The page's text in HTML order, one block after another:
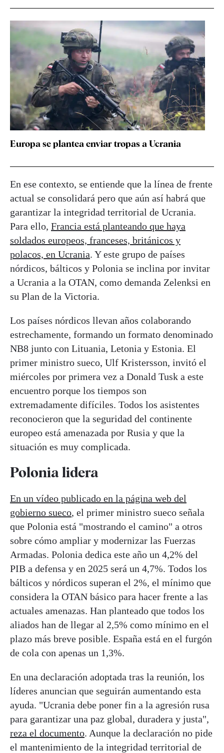
Europa se plantea enviar tropas a Ucrania
En ese contexto, se entiende que la línea de frente
actual se consolidará pero que aún así habrá que
garantizar la integridad territorial de Ucrania.
Para ello, Francia está planteando que haya
soldados europeos, franceses, británicos y
polacos, en Ucrania. Y este grupo de países
nórdicos, bálticos y Polonia se inclina por invitar
a Ucrania a la OTAN, como demanda Zelenksi en
su Plan de la Victoria.
Los países nórdicos llevan años colaborando
estrechamente, formando un formato denominado
NB8 junto con Lituania, Letonia y Estonia. El
primer ministro sueco, Ulf Kristersson, invitó el
miércoles por primera vez a Donald Tusk a este
encuentro porque los tiempos son
extremadamente difíciles. Todos los asistentes
reconocieron que la seguridad del continente
europeo está amenazada por Rusia y que la
situación es muy complicada.
Polonia lidera
En un vídeo publicado en la página web del
gobierno sueco, el primer ministro sueco señala
que Polonia está "mostrando el camino" a otros
sobre cómo ampliar y modernizar las Fuerzas
Armadas. Polonia dedica este año un 4,2% del
PIB a defensa y en 2025 será un 4,7%. Todos los
bálticos y nórdicos superan el 2%, el mínimo que
considera la OTAN básico para hacer frente a las
actuales amenazas. Han planteado que todos los
aliados han de llegar al 2,5% como mínimo en el
plazo más breve posible. España está en el furgón
de cola con apenas un 1,3%.
En una declaración adoptada tras la reunión, los
líderes anuncian que seguirán aumentando esta
ayuda. "Ucrania debe poner fin a la agresión rusa
para garantizar una paz global, duradera y justa",
reza el documento. Aunque la declaración no pide
el mantenimiento de la integridad territorial de